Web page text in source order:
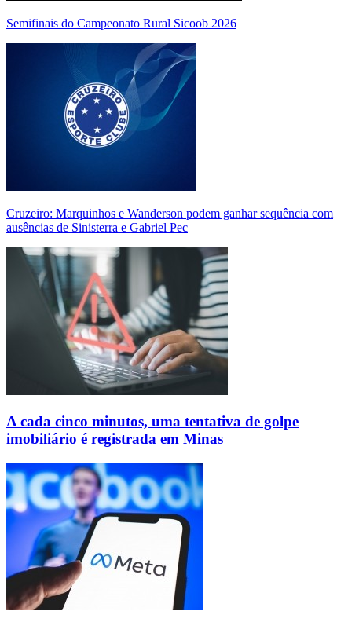
Semifinais do Campeonato Rural Sicoob 2026
Cruzeiro: Marquinhos e Wanderson podem ganhar sequência com
ausências de Sinisterra e Gabriel Pec
A cada cinco minutos, uma tentativa de golpe
imobiliário é registrada em Minas